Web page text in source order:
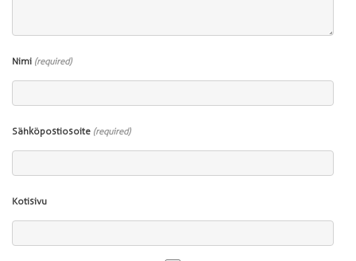
Nimi (required)
Sähköpostiosoite (required)
Kotisivu